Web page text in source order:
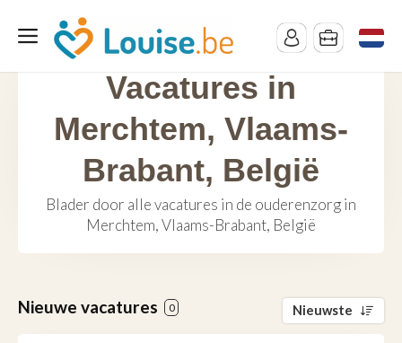
Vacatures in
Merchtem, Vlaams-
Brabant, België
Blader door alle vacatures in de ouderenzorg in
Merchtem, Vlaams-Brabant, België
Nieuwe vacatures 0 Nieuwste